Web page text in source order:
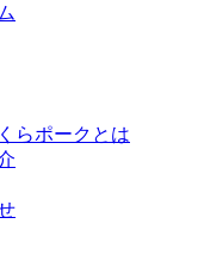
らポークとは